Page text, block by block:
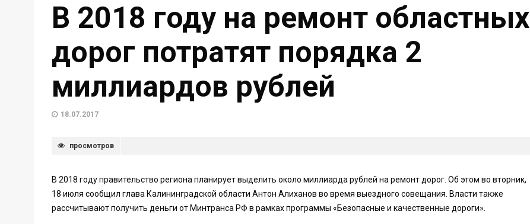
В 2018 году на ремонт областных
дорог потратят порядка 2
миллиардов рублей
18.07.2017
просмотров
В 2018 году правительство региона планирует выделить около миллиарда рублей на ремонт дорог. Об этом во вторник,
18 июля сообщил глава Калининградской области Антон Алиханов во время выездного совещания. Власти также
рассчитывают получить деньги от Минтранса РФ в рамках программы «Безопасные и качественные дороги».